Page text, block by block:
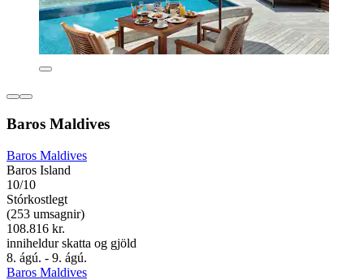
Baros Maldives
Baros Maldives
Baros Island
10/10
Stórkostlegt
(253 umsagnir)
108.816 kr.
inniheldur skatta og gjöld
8. ágú. - 9. ágú.
Baros Maldives